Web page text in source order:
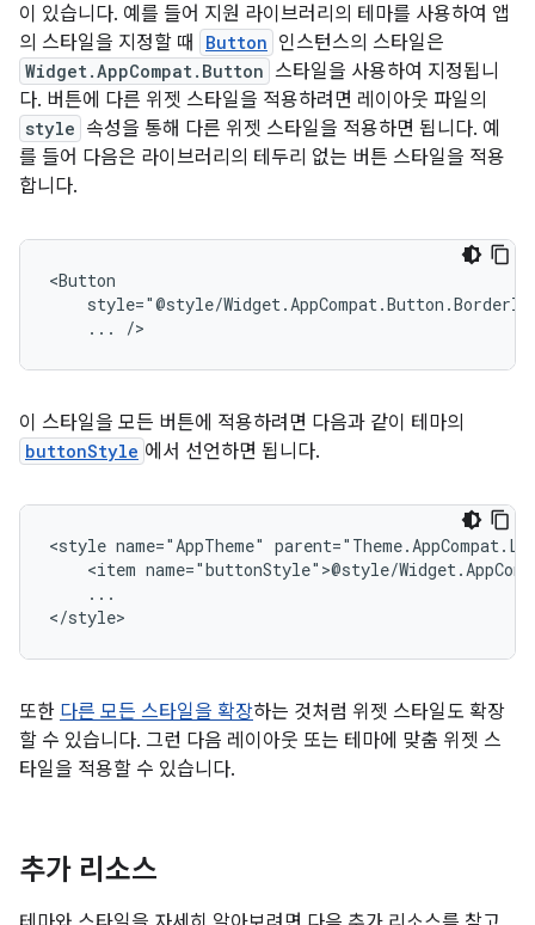
이 있습니다. 예를 들어 지원 라이브러리의 테마를 사용하여 앱
의 스타일을 지정할 때
Button 인스턴스의 스타일은
Widget.AppCompat.Button 스타일을 사용하여 지정됩니
다. 버튼에 다른 위젯 스타일을 적용하려면 레이아웃 파일의
style 속성을 통해 다른 위젯 스타일을 적용하면 됩니다. 예
를 들어 다음은 라이브러리의 테두리 없는 버튼 스타일을 적용
합니다.
... />
이 스타일을 모든 버튼에 적용하려면 다음과 같이 테마의
buttonStyle 에서 선언하면 됩니다.
<style name="AppTheme"
<item
...
</style>
또한 다른 모든 스타일을 확장하는 것처럼 위젯 스타일도 확장
할 수 있습니다. 그런 다음 레이아웃 또는 테마에 맞춤 위젯 스
타일을 적용할 수 있습니다.
추가 리소스